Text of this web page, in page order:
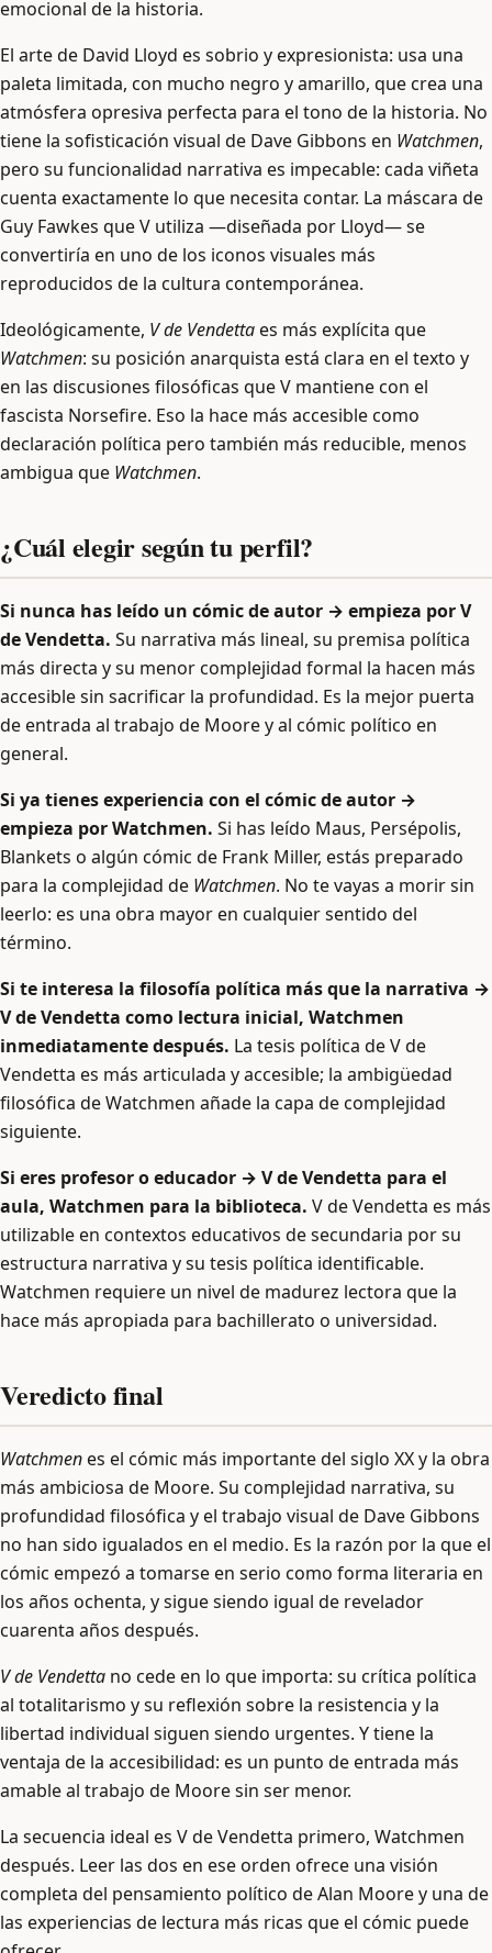
emocional de la historia.
El arte de David Lloyd es sobrio y expresionista: usa una
paleta limitada, con mucho negro y amarillo, que crea una
atmósfera opresiva perfecta para el tono de la historia. No
tiene la sofisticación visual de Dave Gibbons en Watchmen,
pero su funcionalidad narrativa es impecable: cada viñeta
cuenta exactamente lo que necesita contar. La máscara de
Guy Fawkes que V utiliza —diseñada por Lloyd— se
convertiría en uno de los iconos visuales más
reproducidos de la cultura contemporánea.
Ideológicamente, V de Vendettaes más explícita que
Watchmen: su posición anarquista está clara en el texto y
en las discusiones filosóficas que V mantiene con el
fascista Norsefire. Eso la hace más accesible como
declaración política pero también más reducible, menos
ambigua que Watchmen.
¿Cuál elegir según tu perfil?
Si nunca has leído un cómic de autor → empieza por V
de Vendetta. Su narrativa más lineal, su premisa política
más directa y su menor complejidad formal la hacen más
accesible sin sacrificar la profundidad. Es la mejor puerta
de entrada al trabajo de Moore y al cómic político en
general.
Si ya tienes experiencia con el cómic de autor →
empieza por Watchmen. Si has leído Maus, Persépolis,
Blankets o algún cómic de Frank Miller, estás preparado
para la complejidad de Watchmen. No te vayas a morir sin
leerlo: es una obra mayor en cualquier sentido del
término.
Si te interesa la filosofía política más que la narrativa →
V de Vendetta como lectura inicial, Watchmen
inmediatamente después. La tesis política de V de
Vendetta es más articulada y accesible; la ambigüedad
filosófica de Watchmen añade la capa de complejidad
siguiente.
Si eres profesor o educador → V de Vendetta para el
aula, Watchmen para la biblioteca. V de Vendetta es más
utilizable en contextos educativos de secundaria por su
estructura narrativa y su tesis política identificable.
Watchmen requiere un nivel de madurez lectora que la
hace más apropiada para bachillerato o universidad.
Veredicto final
Watchmenes el cómic más importante del siglo XX y la obra
más ambiciosa de Moore. Su complejidad narrativa, su
profundidad filosófica y el trabajo visual de Dave Gibbons
no han sido igualados en el medio. Es la razón por la que el
cómic empezó a tomarse en serio como forma literaria en
los años ochenta, y sigue siendo igual de revelador
cuarenta años después.
V de Vendetta no cede en lo que importa: su crítica política
al totalitarismo y su reflexión sobre la resistencia y la
libertad individual siguen siendo urgentes. Y tiene la
ventaja de la accesibilidad: es un punto de entrada más
amable al trabajo de Moore sin ser menor.
La secuencia ideal es V de Vendetta primero, Watchmen
después. Leer las dos en ese orden ofrece una visión
completa del pensamiento político de Alan Moore y una de
las experiencias de lectura más ricas que el cómic puede